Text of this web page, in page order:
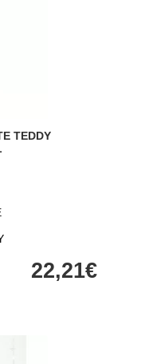
TEDDY
22,21€